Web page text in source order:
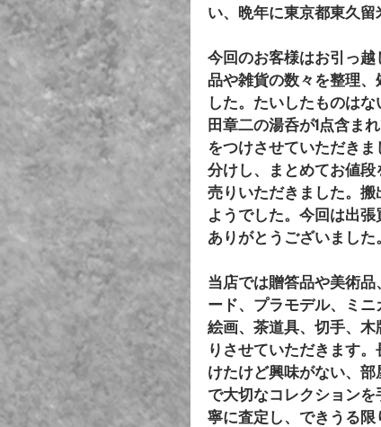
い、晩年に東京都東久留
今回のお客様はお引っ
品や雑貨の数々を整理
した。たいしたものは
田章二の湯呑が1点含ま
をつけさせていただき
分けし、まとめてお値
売りいただきました。
ようでした。今回は出
ありがとうございました
当店では贈答品や美術
ード、プラモデル、ミニ
絵画、茶道具、切手、
りさせていただきます
けたけど興味がない、
で大切なコレクション
寧に査定し、できうる限